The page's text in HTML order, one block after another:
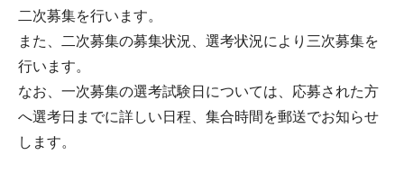
二次募集を行います。
また、二次募集の募集状況、選考状況により三次募集を
行います。
なお、一次募集の選考試験日については、応募された方
へ選考日までに詳しい日程、集合時間を郵送でお知らせ
します。